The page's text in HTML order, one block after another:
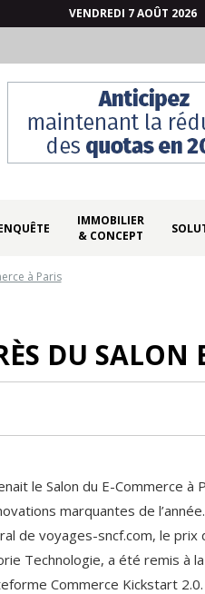
VENDREDI 7 AOÛT 2026
IMMOBILIER
& CONCEPT
à Paris
DU SALON
le Salon du E-Commerce à
marquantes de
de voyages-sncf.com, le prix
Technologie, a été remis à
Commerce Kickstart